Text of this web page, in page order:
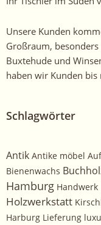
an!
Unsere Kunden
Großraum,
Buxtehude und
haben wir Kunden bis
Schlagwörter
Antik Antike möbel
Bienenwachs
Hamburg Handwerk
Holzwerkstatt
Harburg Lieferung